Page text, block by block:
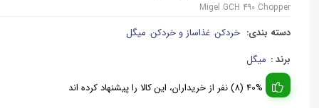
پلوپز
تستر نان
Migel GCH 490 Chopper
دسته بندی: خردکن،غذاساز و خردکن، میگل
برند : میگل
40% (8) نفر از خریداران، این کالا را پیشنهاد کرده اند